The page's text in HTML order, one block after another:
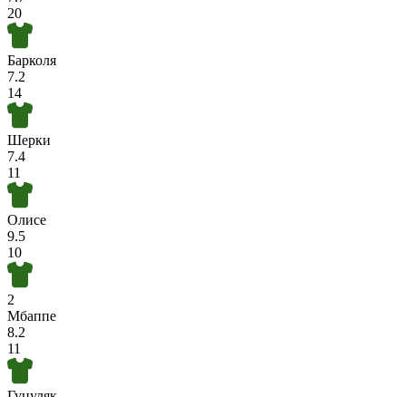
20
Барколя
7.2
14
Шерки
7.4
11
Олисе
9.5
10
2
Мбаппе
8.2
11